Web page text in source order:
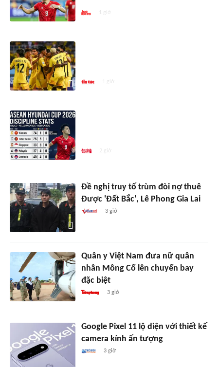
1 giờ
1 giờ
2 giờ
Đề nghị truy tố trùm đòi nợ thuê
Được 'Đất Bắc', Lê Phong Gia Lai
3 giờ
Quân y Việt Nam đưa nữ quân
nhân Mông Cổ lên chuyến bay
đặc biệt
3 giờ
Google Pixel 11 lộ diện với thiết kế
camera kính ấn tượng
3 giờ